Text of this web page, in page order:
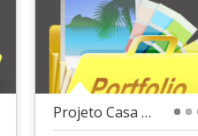
Projeto Casa Aconchego